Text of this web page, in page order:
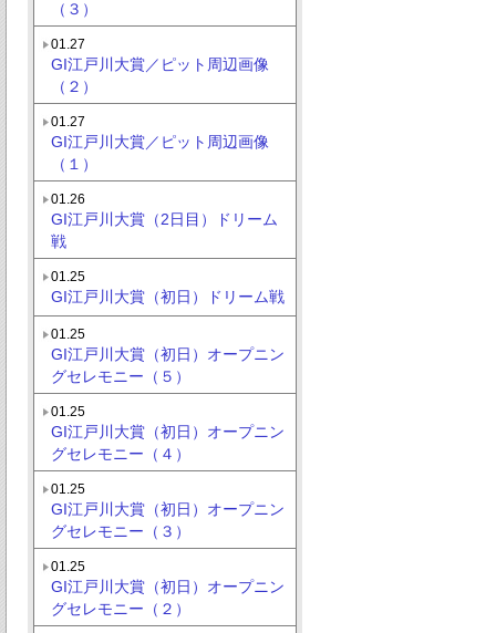
（３）
01.27
GI江戸川大賞／ピット周辺画像
（２）
01.27
GI江戸川大賞／ピット周辺画像
（１）
01.26
GI江戸川大賞（2日目）ドリーム
戦
01.25
GI江戸川大賞（初日）ドリーム戦
01.25
GI江戸川大賞（初日）オープニン
グセレモニー（５）
01.25
GI江戸川大賞（初日）オープニン
グセレモニー（４）
01.25
GI江戸川大賞（初日）オープニン
グセレモニー（３）
01.25
GI江戸川大賞（初日）オープニン
グセレモニー（２）